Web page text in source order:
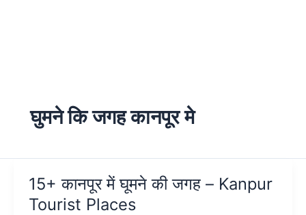
घुमने कि जगह कानपूर मे
15+ कानपूर में घूमने की जगह – Kanpur
Tourist Places